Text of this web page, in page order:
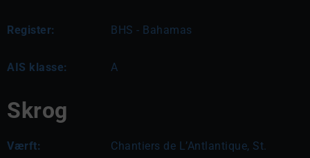
Register: BHS - Bahamas
AIS klasse: A
Skrog
Værft:
Chantiers de L’Antlantique, St.